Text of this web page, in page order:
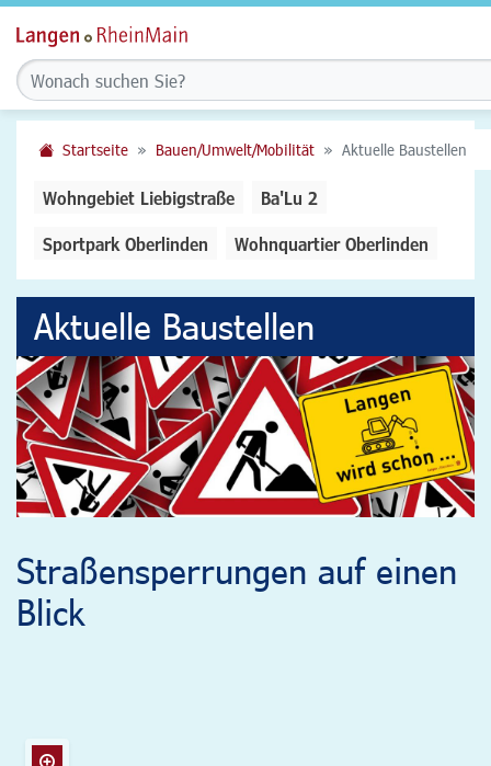
Startseite Bauen/Umwelt/Mobilität Aktuelle Baustellen
Wohngebiet Liebigstraße Ba'Lu 2
Sportpark Oberlinden Wohnquartier Oberlinden
Aktuelle Baustellen
Straßensperrungen auf einen
Blick